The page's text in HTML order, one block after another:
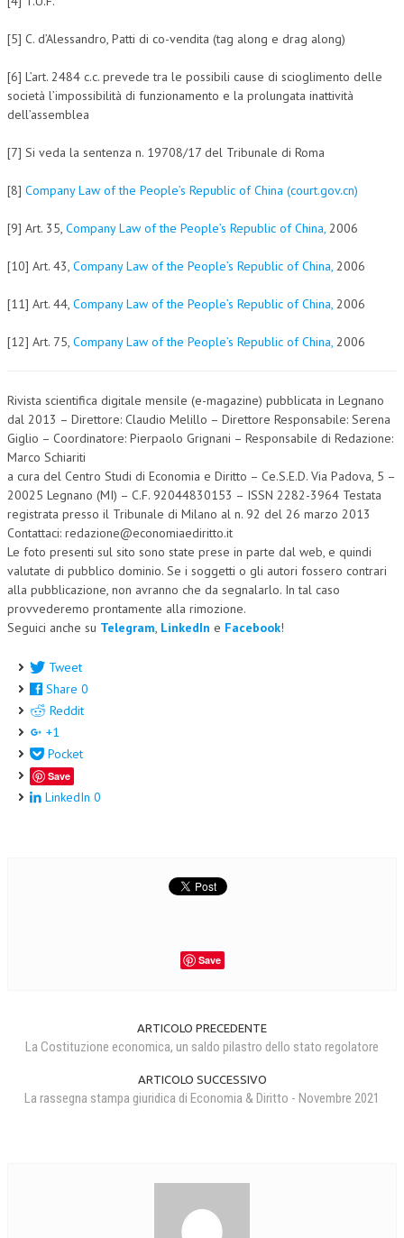
[5] C. d’Alessandro, Patti di co-vendita (tag along e drag along)
[6] L’art. 2484 c.c. prevede tra le possibili cause di scioglimento delle
società l’impossibilità di funzionamento e la prolungata inattività
dell’assemblea
[7] Si veda la sentenza n. 19708/17 del Tribunale di Roma
[8] Company Law of the People’s Republic of China (court.gov.cn)
[9] Art. 35, Company Law of the People’s Republic of China, 2006
[10] Art. 43, Company Law of the People’s Republic of China, 2006
[11] Art. 44, Company Law of the People’s Republic of China, 2006
[12] Art. 75, Company Law of the People’s Republic of China, 2006
Rivista scientifica digitale mensile (e-magazine) pubblicata in Legnano
dal 2013 – Direttore: Claudio Melillo – Direttore Responsabile: Serena
Giglio – Coordinatore: Pierpaolo Grignani – Responsabile di Redazione:
Marco Schiariti
a cura del Centro Studi di Economia e Diritto – Ce.S.E.D. Via Padova, 5 –
20025 Legnano (MI) – C.F. 92044830153 – ISSN 2282-3964 Testata
registrata presso il Tribunale di Milano al n. 92 del 26 marzo 2013
Contattaci: redazione@economiaediritto.it
Le foto presenti sul sito sono state prese in parte dal web, e quindi
valutate di pubblico dominio. Se i soggetti o gli autori fossero contrari
alla pubblicazione, non avranno che da segnalarlo. In tal caso
provvederemo prontamente alla rimozione.
Seguici anche su Telegram, LinkedIn e Facebook!
Tweet
Share 0
Reddit
+1
Pocket
Save
LinkedIn 0
Save
ARTICOLO PRECEDENTE
La Costituzione economica, un saldo pilastro dello stato regolatore
ARTICOLO SUCCESSIVO
La rassegna stampa giuridica di Economia & Diritto - Novembre 2021